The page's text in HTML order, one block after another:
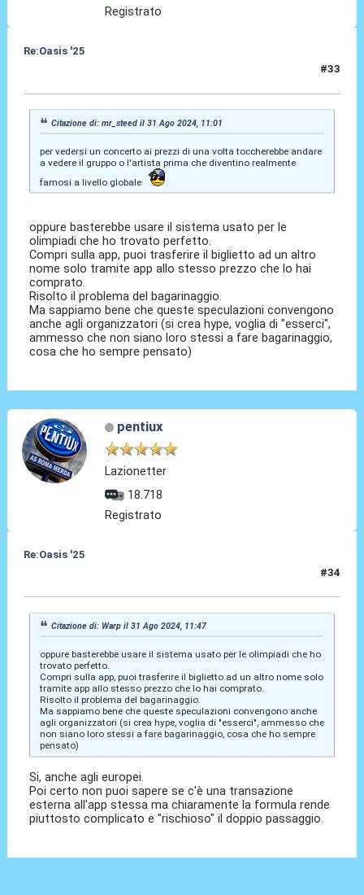
Registrato
Re:Oasis '25
#33
Citazione di: mr_steed il 31 Ago 2024, 11:01
per vedersi un concerto ai prezzi di una volta toccherebbe andare
a vedere il gruppo o l'artista prima che diventino realmente
famosi a livello globale
oppure basterebbe usare il sistema usato per le
olimpiadi che ho trovato perfetto.
Compri sulla app, puoi trasferire il biglietto ad un altro
nome solo tramite app allo stesso prezzo che lo hai
comprato.
Risolto il problema del bagarinaggio.
Ma sappiamo bene che queste speculazioni convengono
anche agli organizzatori (si crea hype, voglia di "esserci",
ammesso che non siano loro stessi a fare bagarinaggio,
cosa che ho sempre pensato)
pentiux
Lazionetter
18.718
Registrato
Re:Oasis '25
#34
Citazione di: Warp il 31 Ago 2024, 11:47
oppure basterebbe usare il sistema usato per le olimpiadi che ho
trovato perfetto.
Compri sulla app, puoi trasferire il biglietto ad un altro nome solo
tramite app allo stesso prezzo che lo hai comprato.
Risolto il problema del bagarinaggio.
Ma sappiamo bene che queste speculazioni convengono anche
agli organizzatori (si crea hype, voglia di "esserci", ammesso che
non siano loro stessi a fare bagarinaggio, cosa che ho sempre
pensato)
Si, anche agli europei.
Poi certo non puoi sapere se c'è una transazione
esterna all'app stessa ma chiaramente la formula rende
piuttosto complicato e "rischioso" il doppio passaggio.